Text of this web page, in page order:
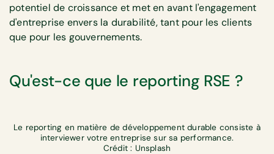
potentiel de croissance et met en avant l'engagement
d'entreprise envers la durabilité, tant pour les clients
que pour les gouvernements.
Qu'est-ce que le reporting RSE ?
Le reporting en matière de développement durable consiste à
interviewer votre entreprise sur sa performance.
Crédit : Unsplash